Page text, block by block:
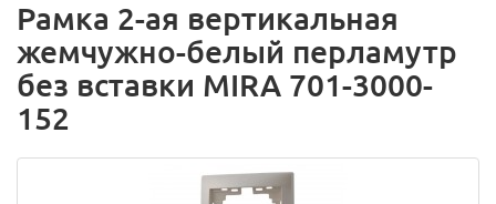
Рамка 2-ая вертикальная
жемчужно-белый перламутр
без вставки MIRA 701-3000-
152